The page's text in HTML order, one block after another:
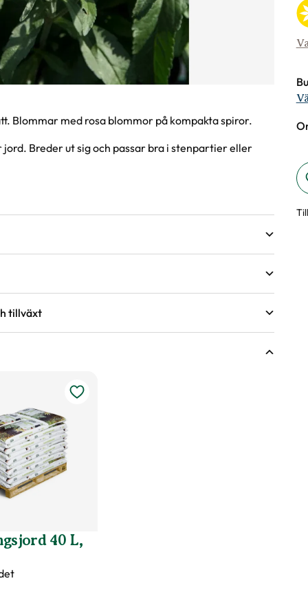
Blommar med rosa blommor på kompakta spiror.
Breder ut sig och passar bra i stenpartier eller
jord
tillväxt
år efter behov, med fördel kan gödsel bytas ut mot
40 L,